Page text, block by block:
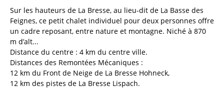
Sur les hauteurs de La Bresse, au lieu-dit de La Basse des
Feignes, ce petit chalet individuel pour deux personnes offre
un cadre reposant, entre nature et montagne. Niché à 870
m d’alt...
Distance du centre : 4 km du centre ville
Distances des Remontées Mécaniques :
12 km du Front de Neige de La Bresse Hohneck
12 km des pistes de La Bresse Lispach